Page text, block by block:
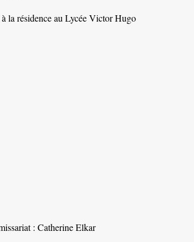
la résidence au Lycée Victor Hugo
: Catherine Elkar